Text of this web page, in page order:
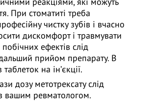
При стоматиті треба
чистку зубів і вчасно
дискомфорт і травмувати
ефектів слід
прийом препарату. В
на інʼєкції.
дозу метотрексату слід
вашим ревматологом.